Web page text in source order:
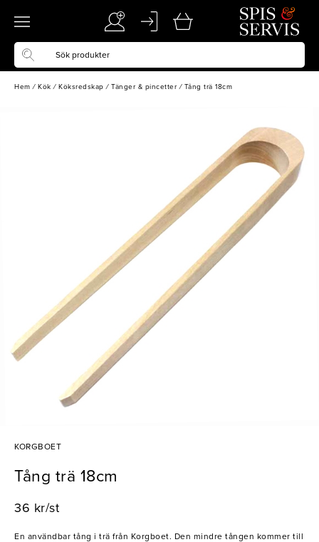
Hem / Kök / Köksredskap / Tänger & pincetter / Tång trä 18cm
KORGBOET
Tång trä 18cm
36 kr/st
En användbar tång i trä från Korgboet. Den mindre tången kommer till